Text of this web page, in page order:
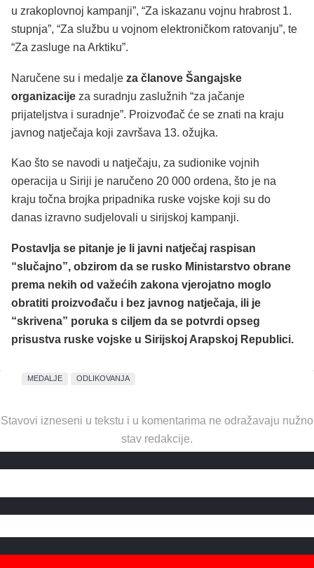
u zrakoplovnoj kampanji”, “Za iskazanu vojnu hrabrost 1.
stupnja”, “Za službu u vojnom elektroničkom ratovanju”, te
“Za zasluge na Arktiku”.
Naručene su i medalje za članove Šangajske
organizacije za suradnju zaslužnih “za jačanje
prijateljstva i suradnje”. Proizvođač će se znati na kraju
javnog natječaja koji završava 13. ožujka.
Kao što se navodi u natječaju, za sudionike vojnih
operacija u Siriji je naručeno 20 000 ordena, što je na
kraju točna brojka pripadnika ruske vojske koji su do
danas izravno sudjelovali u sirijskoj kampanji.
Postavlja se pitanje je li javni natječaj raspisan
“slučajno”, obzirom da se rusko Ministarstvo obrane
prema nekih od važećih zakona vjerojatno moglo
obratiti proizvođaču i bez javnog natječaja, ili je
“skrivena” poruka s ciljem da se potvrdi opseg
prisustva ruske vojske u Sirijskoj Arapskoj Republici.
MEDALJE ODLIKOVANJA
Stavovi izneseni u tekstu i u komentarima ne odražavaju nužno
stav redakcije.